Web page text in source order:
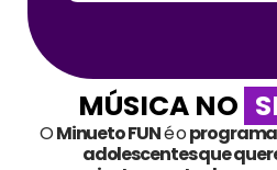
MÚSICA NO
OMinueto FUNé o
adolescentes que